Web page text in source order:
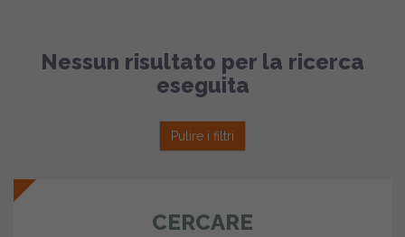
Nessun risultato per la ricerca
eseguita
Pulire i filtri
CERCARE